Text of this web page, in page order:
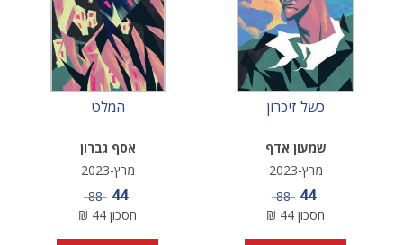
כשל זיכרון
שמעון אדף
מרץ-2023
מחיר מבצע
44 מחיר
88
חסכון 44
₪
המלט
אסף גברון
מרץ-2023
מחיר מבצע
44 מחיר
88
חסכון 44
₪